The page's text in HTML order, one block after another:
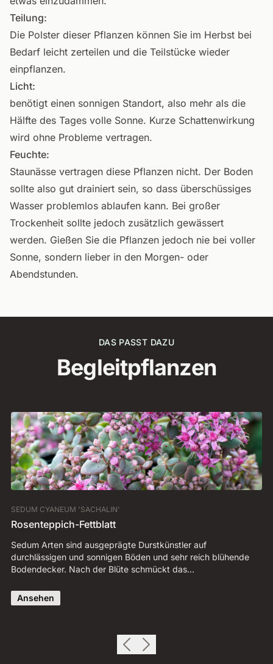
Teilung:
Die Polster dieser Pflanzen können Sie im Herbst bei
Bedarf leicht zerteilen und die Teilstücke wieder
einpflanzen.
Licht:
benötigt einen sonnigen Standort, also mehr als die
Hälfte des Tages volle Sonne. Kurze Schattenwirkung
wird ohne Probleme vertragen.
Feuchte:
Staunässe vertragen diese Pflanzen nicht. Der Boden
sollte also gut drainiert sein, so dass überschüssiges
Wasser problemlos ablaufen kann. Bei großer
Trockenheit sollte jedoch zusätzlich gewässert
werden. Gießen Sie die Pflanzen jedoch nie bei voller
Sonne, sondern lieber in den Morgen- oder
Abendstunden.
DAS PASST DAZU
Begleitpflanzen
SEDUM CYANEUM 'SACHALIN'
Rosenteppich-Fettblatt
Sedum Arten sind ausgeprägte Durstkünstler auf
durchlässigen und sonnigen Böden und sehr reich blühende
Bodendecker. Nach der Blüte schmückt das…
Ansehen